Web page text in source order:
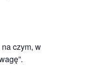
czym, w